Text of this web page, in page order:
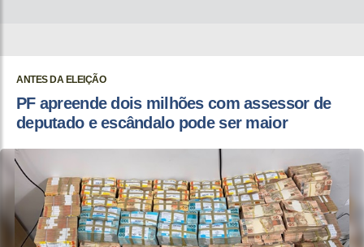
ANTES DA ELEIÇÃO
PF apreende dois milhões com assessor de
deputado e escândalo pode ser maior